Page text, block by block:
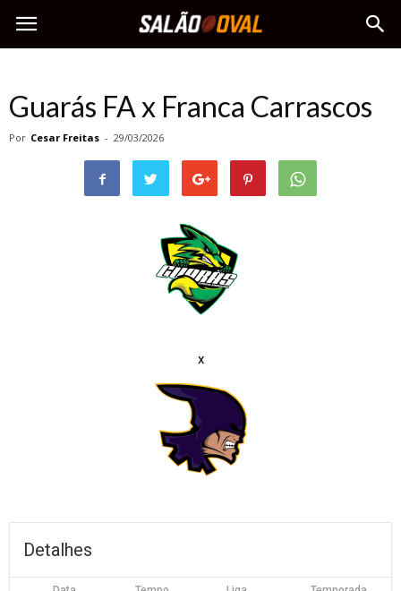
Guarás FA x Franca Carrascos
Por Cesar Freitas - 29/03/2026
x
Detalhes